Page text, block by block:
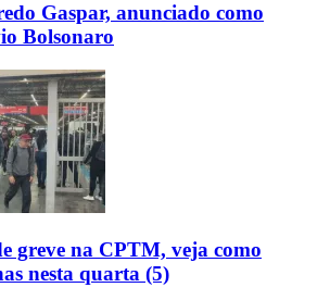
Gaspar, anunciado como
Bolsonaro
greve na CPTM, veja como
nesta quarta (5)